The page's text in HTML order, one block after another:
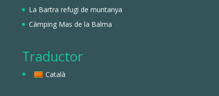
La Bartra refugi de muntanya
Càmping Mas de la Balma
Traductor
Català